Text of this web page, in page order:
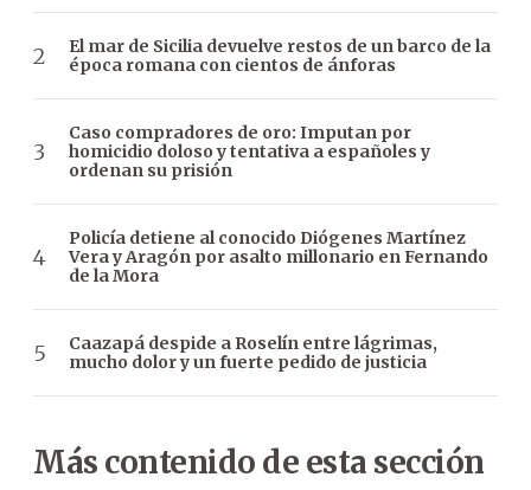
El mar de Sicilia devuelve restos de un barco de la
época romana con cientos de ánforas
Caso compradores de oro: Imputan por
homicidio doloso y tentativa a españoles y
ordenan su prisión
Policía detiene al conocido Diógenes Martínez
Vera y Aragón por asalto millonario en Fernando
de la Mora
Caazapá despide a Roselín entre lágrimas,
mucho dolor y un fuerte pedido de justicia
Más contenido de esta sección